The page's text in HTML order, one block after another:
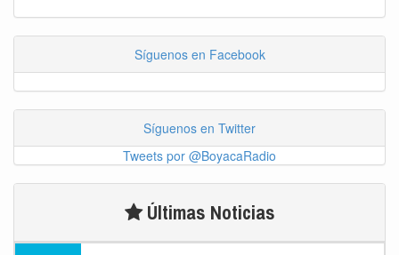
Síguenos en Facebook
Síguenos en Twitter
Tweets por @BoyacaRadio
Últimas Noticias